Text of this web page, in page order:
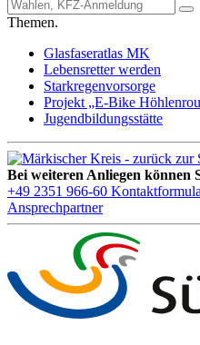
Themen.
Glasfaseratlas MK
Lebensretter werden
Starkregenvorsorge
Projekt „E-Bike
Jugendbildungsstätte
Bei weiteren Anliegen können
+49 2351 966-60
Ansprechpartner